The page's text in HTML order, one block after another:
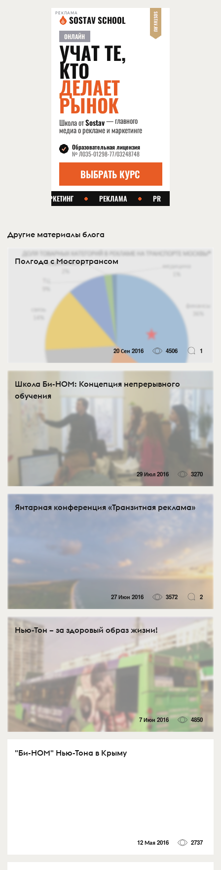
РЕКЛАМА
Другие материалы блога
Полгода с Мосгортрансом
20 Сен 2016 4506 1
Школа Би-НОМ: Концепция непрерывного
обучения
29 Июл 2016 3270
Янтарная конференция «Транзитная реклама»
27 Июн 2016 3572 2
Нью-Тон – за здоровый образ жизни!
7 Июн 2016 4850
"Би-НОМ" Нью-Тона в Крыму
12 Мая 2016 2737